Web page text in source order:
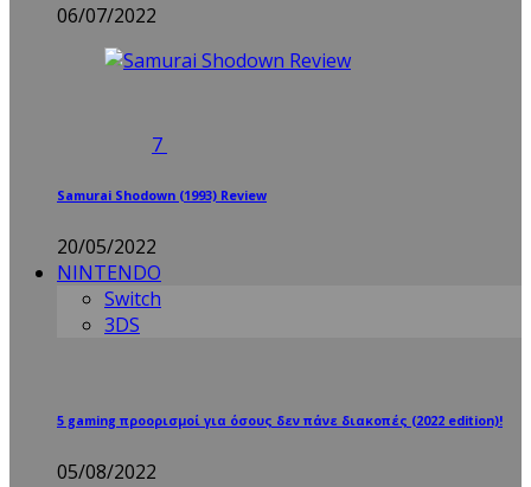
06/07/2022
7
Samurai Shodown (1993) Review
20/05/2022
NINTENDO
Switch
3DS
5 gaming προορισμοί για όσους δεν πάνε διακοπές (2022 edition)!
05/08/2022